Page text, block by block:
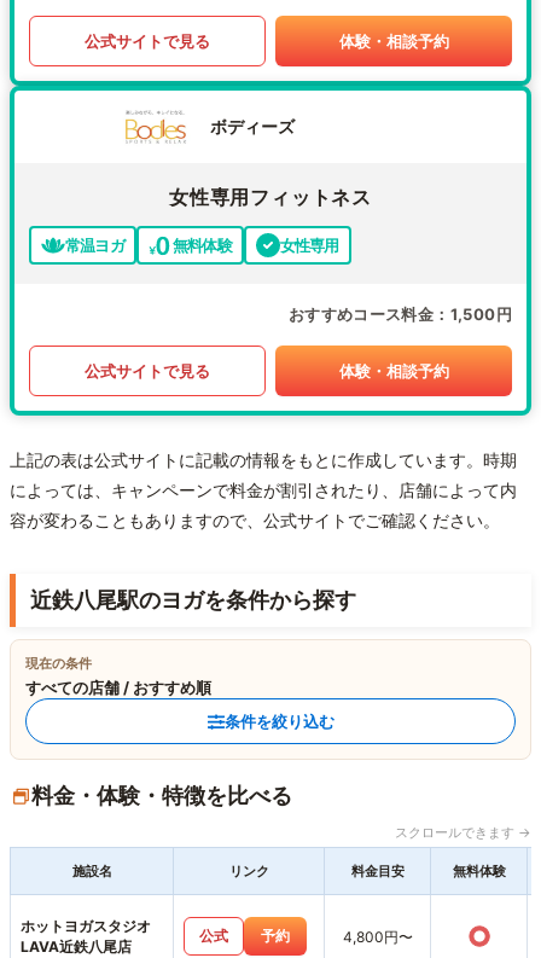
公式サイトで見る 体験・相談予約
ボディーズ
女性専用フィットネス
常温ヨガ 無料体験 女性専用
おすすめコース料金 1,500円
公式サイトで見る 体験・相談予約
上記の表は公式サイトに記載の情報をもとに作成しています。時期
によっては、キャンペーンで料金が割引されたり、店舗によって内
容が変わることもありますので、公式サイトでご確認ください。
近鉄八尾駅のヨガを条件から探す
現在の条件
すべての店舗 / おすすめ順
条件を絞り込む
料金・体験・特徴を比べる
スクロールできます →
施設名 リンク 料金目安 無料体験
ホットヨガスタジオ
LAVA近鉄八尾店
公式 予約 4,800円〜 ○